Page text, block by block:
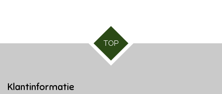
TOP
Klantinformatie